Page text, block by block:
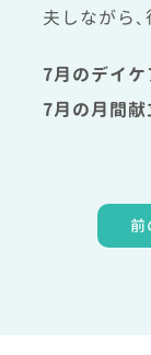
夫しながら
7月のデイ
7月の月間献
前